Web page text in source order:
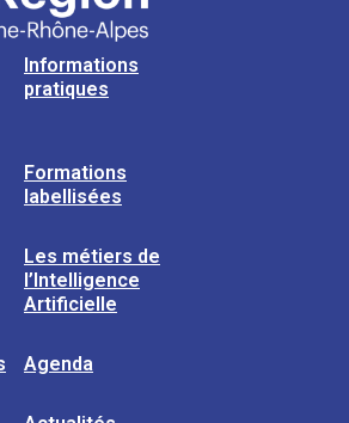
Informations
pratiques
Formations
labellisées
Les métiers de
l’Intelligence
Artificielle
Agenda